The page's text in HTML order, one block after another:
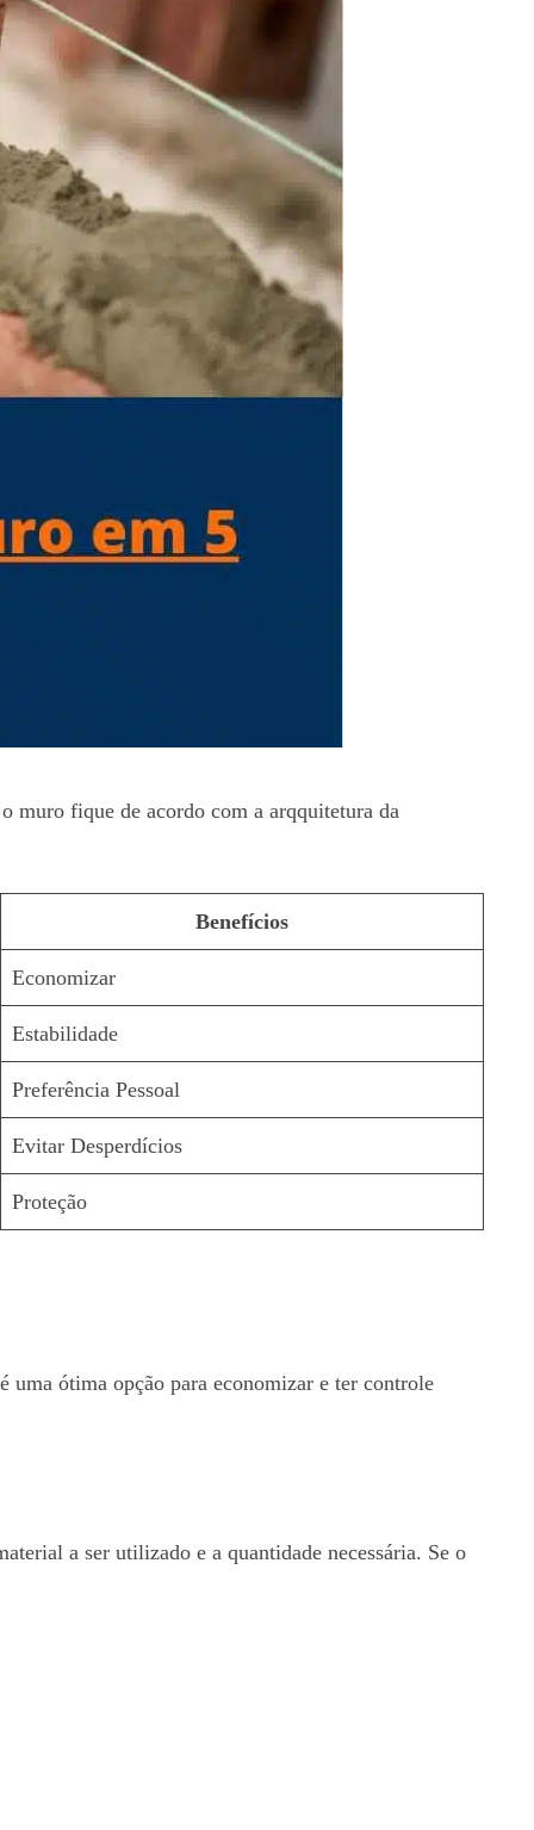
muro fique de acordo com a arqquitetura da
Benefícios
Economizar
Estabilidade
Preferência Pessoal
Evitar Desperdícios
Proteção
uma ótima opção para economizar e ter controle
a ser utilizado e a quantidade necessária. Se o